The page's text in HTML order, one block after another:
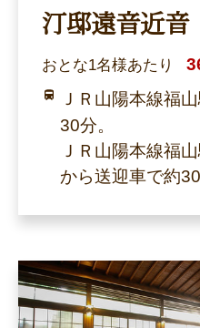
汀邸遠音近音
おとな1名様あたり
ＪＲ山陽本線福
30分。
ＪＲ山陽本線福
から送迎車で約30